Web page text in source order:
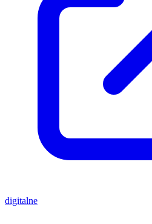
digitalne